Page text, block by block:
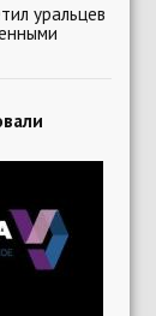
уральцев